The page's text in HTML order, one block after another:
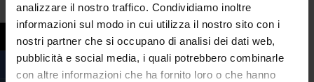
analizzare il nostro traffico. Condividiamo inoltre
informazioni sul modo in cui utilizza il nostro sito con i
nostri partner che si occupano di analisi dei dati web,
pubblicità e social media, i quali potrebbero combinarle
con altre informazioni che ha fornito loro o che hanno
49